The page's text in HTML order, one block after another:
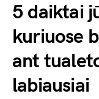
5 daiktai
kuriuose
ant
labiausiai